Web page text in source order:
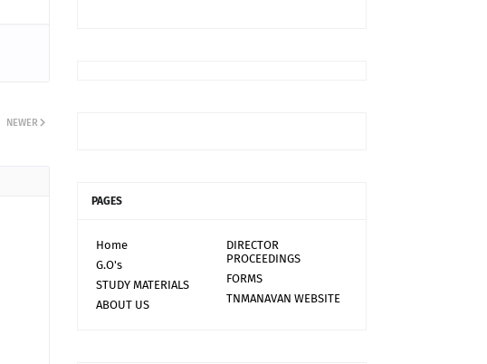
NEWER
PAGES
Home
DIRECTOR
PROCEEDINGS
G.O's
FORMS
STUDY MATERIALS
TNMANAVAN WEBSITE
ABOUT US